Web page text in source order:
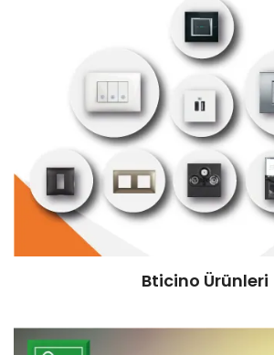
Bticino Ürünleri